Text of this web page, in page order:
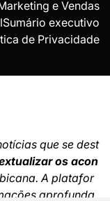
e Vendas
Sumário executivo
de Privacidade
que se dest
os acon
A platafor
aprofunda